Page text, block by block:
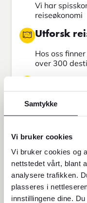
Samtykke
Vi bruker cookies
Vi bruker cookies og
nettstedet vårt, blant
analysere trafikken.
plasseres i
innstillingene dine.
Vi har
reiseøkonomi
Utforsk
Hos oss
over 300
Send penger